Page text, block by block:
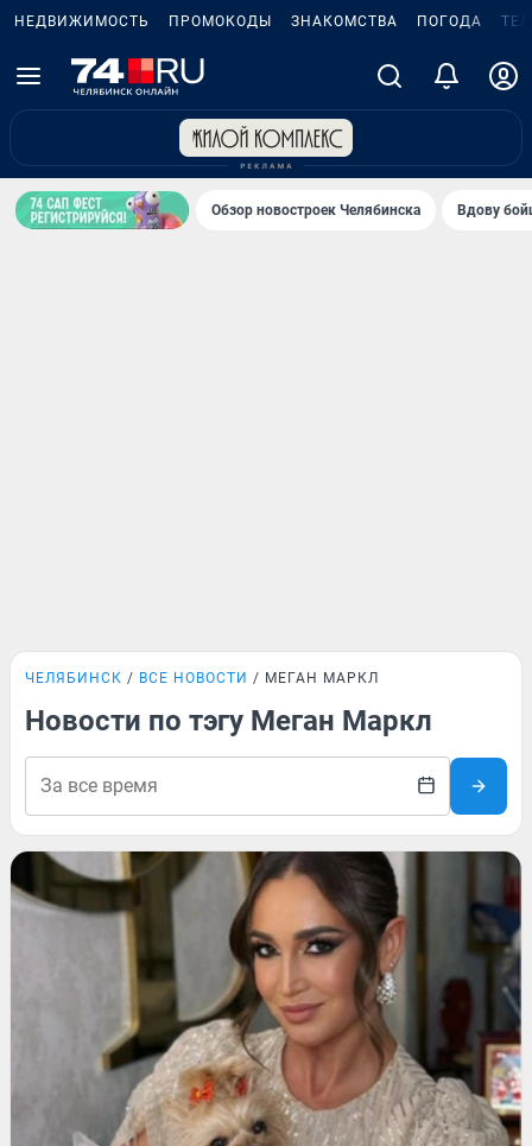
НЕДВИЖИМОСТЬ ПРОМОКОДЫ ЗНАКОМСТВА ПОГОДА
Обзор новостроек Челябинска Вдову
ЧЕЛЯБИНСК ВСЕ НОВОСТИ МЕГАН МАРКЛ
Новости по тэгу Меган Маркл